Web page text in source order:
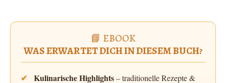
📘 EBOOK
WAS ERWARTET DICH IN DIESEM BUCH?
Kulinarische Highlights– traditionelle Rezepte &